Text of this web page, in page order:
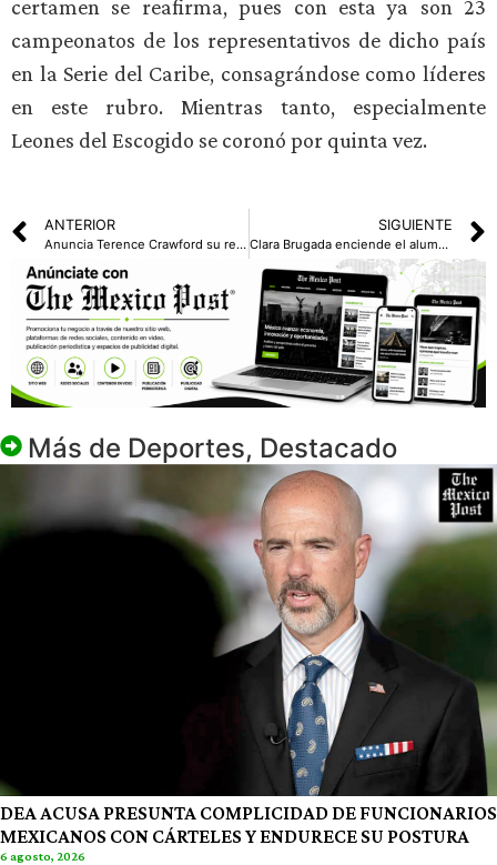
certamen se reafirma, pues con esta ya son 23
campeonatos de los representativos de dicho país
en la Serie del Caribe, consagrándose como líderes
en este rubro. Mientras tanto, especialmente
Leones del Escogido se coronó por quinta vez.
ANTERIOR
Anuncia Terence Crawford su retiro
SIGUIENTE
Clara Brugada enciende el alumbrado navideño monumental en el Zócalo de CDM
Más de Deportes, Destacado
DEA ACUSA PRESUNTA COMPLICIDAD DE FUNCIONARIOS
MEXICANOS CON CÁRTELES Y ENDURECE SU POSTURA
6 agosto, 2026